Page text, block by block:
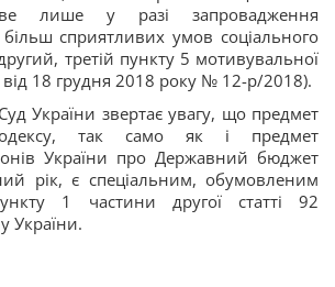
лише у разі запровадження
сприятливих умов соціального
третій пункту 5 мотивувальної
18 грудня 2018 року № 12-р/2018).
України звертає увагу, що предмет
так само як і предмет
України про Державний бюджет
рік, є спеціальним, обумовленим
1 частини другої статті 92
України.